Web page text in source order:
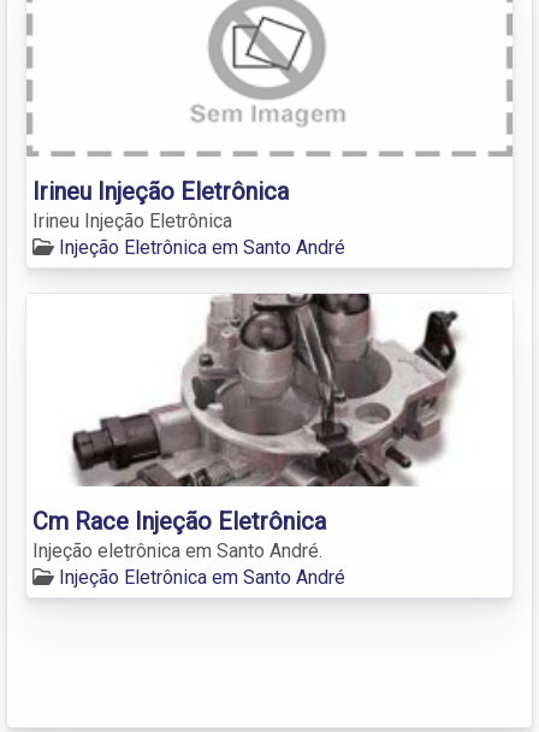
Irineu Injeção Eletrônica
Irineu Injeção Eletrônica
Injeção Eletrônica em Santo André
Cm Race Injeção Eletrônica
Injeção eletrônica em Santo André.
Injeção Eletrônica em Santo André